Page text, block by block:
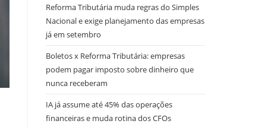
Reforma Tributária muda regras do Simples
Nacional e exige planejamento das empresas
já em setembro
Boletos x Reforma Tributária: empresas
podem pagar imposto sobre dinheiro que
nunca receberam
IA já assume até 45% das operações
financeiras e muda rotina dos CFOs